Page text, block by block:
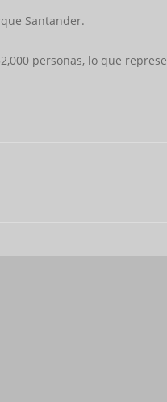
Santander.
personas, lo que